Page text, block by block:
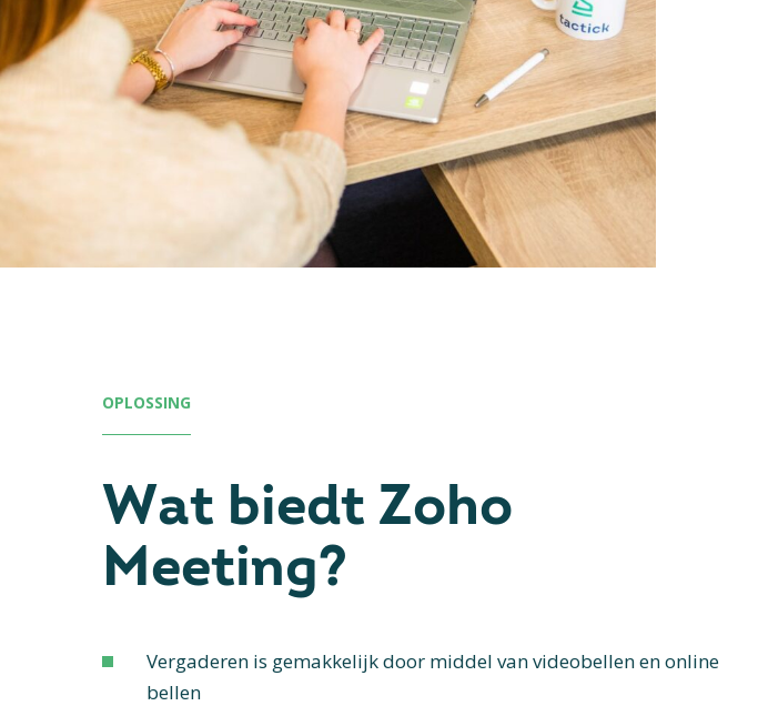
OPLOSSING
Wat biedt Zoho
Meeting?
Vergaderen is gemakkelijk door middel van videobellen en online
bellen